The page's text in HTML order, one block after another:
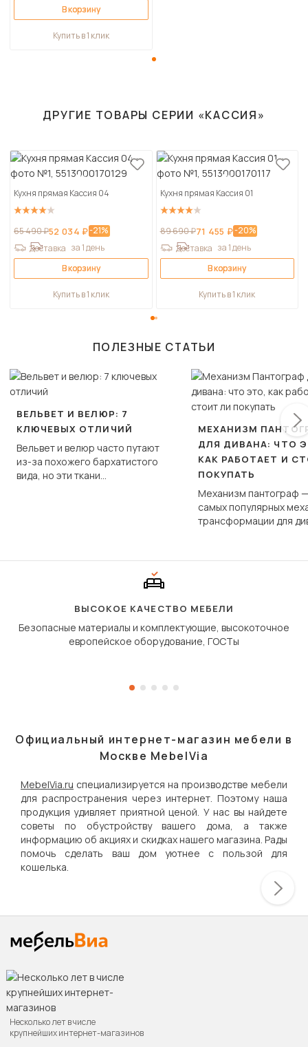
В корзину
Купить в 1 клик
ДРУГИЕ ТОВАРЫ СЕРИИ «КАССИЯ»
Кухня прямая Кассия 04
65 490 ₽52 034 ₽-21%
Доставка за 1 день
В корзину
Купить в 1 клик
Кухня прямая Кассия 01
89 690 ₽71 455 ₽-20%
Доставка за 1 день
В корзину
Купить в 1 клик
ПОЛЕЗНЫЕ СТАТЬИ
ВЕЛЬВЕТ И ВЕЛЮР: 7
КЛЮЧЕВЫХ ОТЛИЧИЙ
Вельвет и велюр часто путают
из-за похожего бархатистого
вида, но эти ткани
МЕХАНИЗМ
ДЛЯ ДИВАНА: ЧТО
КАК РАБОТАЕТ И
ПОКУПАТЬ
Механизм пантограф
самых популярных
трансформации для
сиденье не
дугообразной
ВЫСОКОЕ КАЧЕСТВО МЕБЕЛИ
Безопасные материалы и комплектующие, высокоточное
европейское оборудование, ГОСТы
Официальный интернет-магазин мебели в
Москве MebelVia
MebelVia.ru специализируется на производстве мебели
для распространения через интернет. Поэтому наша
продукция удивляет приятной ценой. У нас вы найдете
советы по обустройству вашего дома, а также
информацию об акциях и скидках нашего магазина. Рады
помочь сделать ваш дом уютнее с пользой для
кошелька.
Несколько лет в числе
крупнейших интернет-магазинов